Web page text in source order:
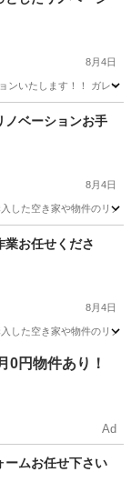
8月4日
ンいたします！！ ガレ
ノベーションお手
8月4日
した空き家や物件のリ
お任せくださ
8月4日
した空き家や物件のリ
件0円物件あり！
Ad
ムお任せ下さい